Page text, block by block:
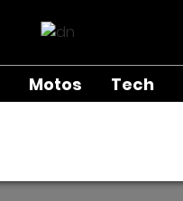
Motos Tech